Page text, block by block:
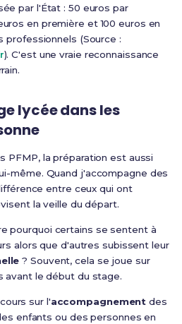
par l'État : 50 euros par
en première et 100 euros en
professionnels (Source :
). C'est une vraie reconnaissance
lycée dans les
PFMP, la préparation est aussi
même. Quand j'accompagne des
entre ceux qui ont
la veille du départ.
pourquoi certains se sentent à
alors que d'autres subissent leur
? Souvent, cela se joue sur
avant le début du stage.
sur l'accompagnement des
enfants ou des personnes en